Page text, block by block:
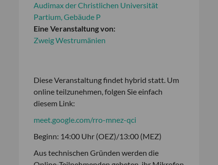
Audimax der Christlichen Universität
Partium, Gebäude P
Eine Veranstaltung von:
Zweig Westrumänien
Diese Veranstaltung findet hybrid statt. Um
online teilzunehmen, folgen Sie einfach
diesem Link:
meet.google.com/rro-mnez-qci
Beginn: 14:00 Uhr (OEZ)/13:00 (MEZ)
Aus technischen Gründen werden die